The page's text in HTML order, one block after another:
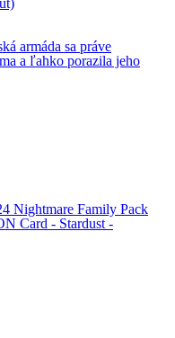
armáda sa práve
a ľahko porazila jeho
Nightmare Family Pack
Card - Stardust -